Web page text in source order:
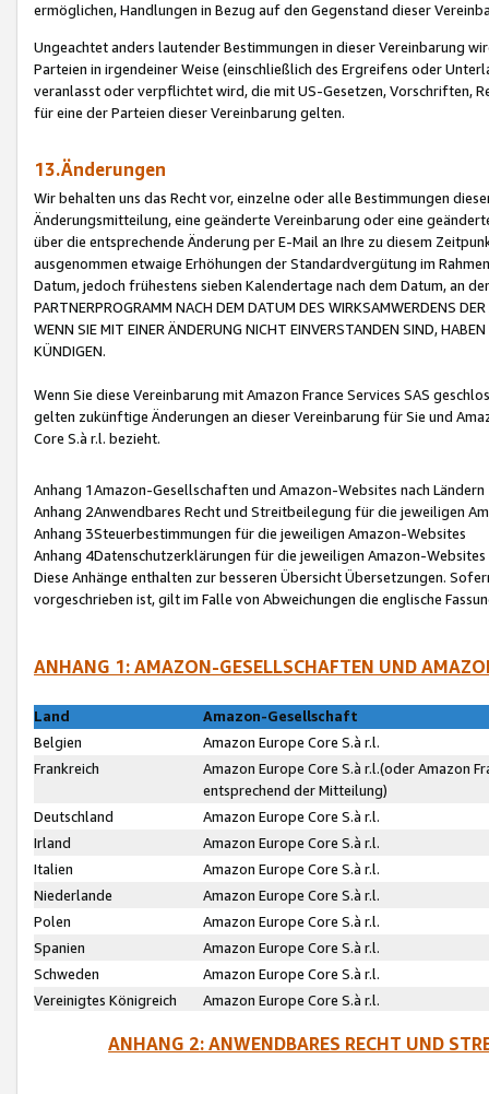
ermöglichen, Handlungen in Bezug auf den Gegenstand dieser
Ungeachtet anders lautender Bestimmungen in dieser Vereinbarung
Parteien in irgendeiner Weise (einschließlich des Ergreifens oder
veranlasst oder verpflichtet wird, die mit US-Gesetzen, Vorschriften,
für eine der Parteien dieser Vereinbarung gelten.
13.Änderungen
Wir behalten uns das Recht vor, einzelne oder alle Bestimmungen
Änderungsmitteilung, eine geänderte Vereinbarung oder eine
über die entsprechende Änderung per E-Mail an Ihre zu diesem
ausgenommen etwaige Erhöhungen der Standardvergütung im
Datum, jedoch frühestens sieben Kalendertage nach dem Datum, an
PARTNERPROGRAMM NACH DEM DATUM DES WIRKSAMWERDENS
WENN SIE MIT EINER ÄNDERUNG NICHT EINVERSTANDEN SIND,
KÜNDIGEN.
Wenn Sie diese Vereinbarung mit Amazon France Services SAS
gelten zukünftige Änderungen an dieser Vereinbarung für Sie und
Core S.à r.l. bezieht.
Anhang 1Amazon-Gesellschaften und Amazon-Websites nach Ländern
Anhang 2Anwendbares Recht und Streitbeilegung für die jeweiligen
Anhang 3Steuerbestimmungen für die jeweiligen Amazon-Websites
Anhang 4Datenschutzerklärungen für die jeweiligen Amazon-Websites
Diese Anhänge enthalten zur besseren Übersicht Übersetzungen.
vorgeschrieben ist, gilt im Falle von Abweichungen die englische
ANHANG 1: AMAZON-GESELLSCHAFTEN UND
Land
Amazon-Gesellschaft
Belgien
Amazon Europe Core S.à r.l.
Frankreich
Amazon Europe Core S.à r.l.(oder Amazon
entsprechend der Mitteilung)
Deutschland
Amazon Europe Core S.à r.l.
Irland
Amazon Europe Core S.à r.l.
Italien
Amazon Europe Core S.à r.l.
Niederlande
Amazon Europe Core S.à r.l.
Polen
Amazon Europe Core S.à r.l.
Spanien
Amazon Europe Core S.à r.l.
Schweden
Amazon Europe Core S.à r.l.
Vereinigtes Königreich
Amazon Europe Core S.à r.l.
ANHANG 2: ANWENDBARES RECHT UND